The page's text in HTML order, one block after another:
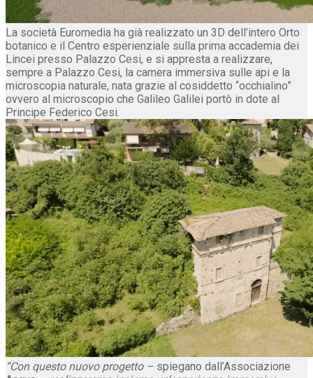
La società Euromedia ha già realizzato un 3D dell’intero Orto
botanico e il Centro esperienziale sulla prima accademia dei
Lincei presso Palazzo Cesi, e si appresta a realizzare,
sempre a Palazzo Cesi, la camera immersiva sulle api e la
microscopia naturale, nata grazie al cosiddetto “occhialino”
ovvero al microscopio che Galileo Galilei portò in dote al
Principe Federico Cesi.
“Con questo nuovo progetto – spiegano dall’Associazione